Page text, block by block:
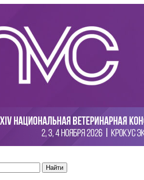
Найти